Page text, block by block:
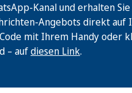
Kanal und erhalten
Angebots direkt auf
mit Ihrem Handy oder
– aufdiesen Link.